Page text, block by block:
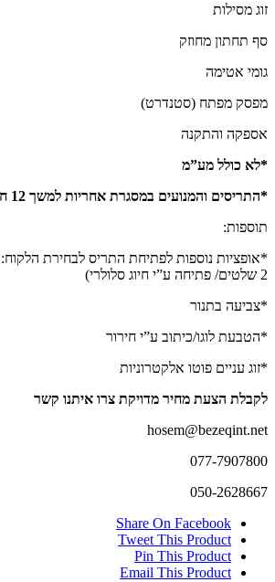
זוג מסילות
סף תחתון מחוזק
גומי אטימה
מפסק מפתח (סטנדרט)
אספקה והתקנה
*לא כולל מע”מ
*התריסים והמנועים במסגרת אחריות למשך 12 חודשים
תוספות:
*אופציות נוספות לפתיחת התריס לבחירת
2 שלטים/ פתיחה ע”י חיוג סלולרי)
*צביעה בתנור
*הטבעת לוגו/כיתוב ע”י חירור
*זוג עניים פוטו אלקטרוניות
לקבלת הצעת מחיר מדויקת צרו איתנו קשר
hosem@bezeqint.net
077-7907800
050-2628667
Share On Facebook
Tweet This Product
Pin This Product
Email This Product